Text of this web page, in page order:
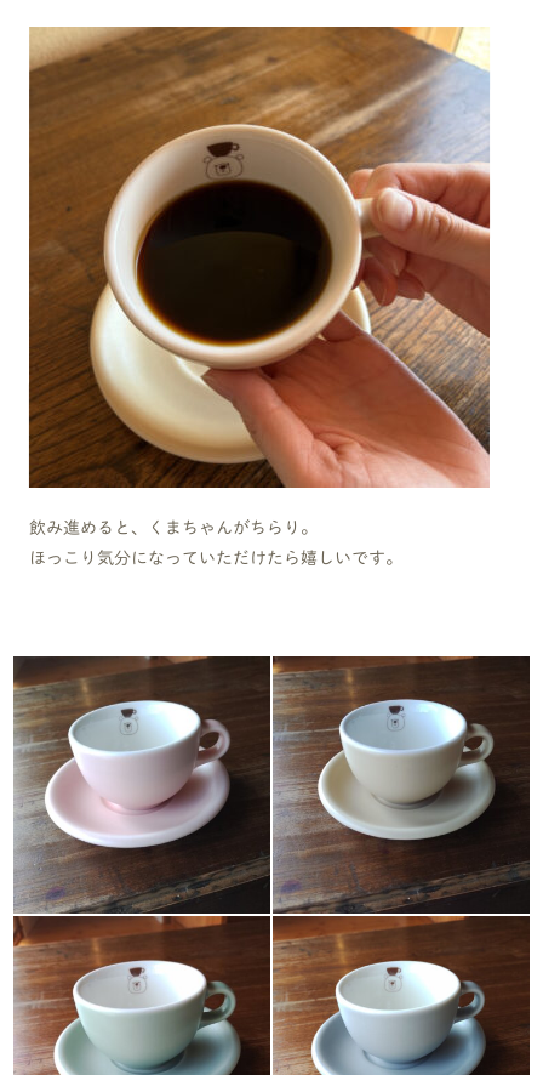
飲み進めると、くまちゃんがちらり。
ほっこり気分になっていただけたら嬉しいです。